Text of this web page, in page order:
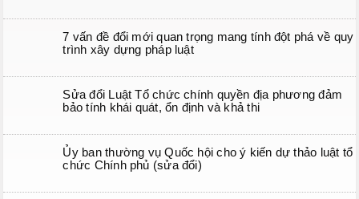
7 vấn đề đổi mới quan trọng mang tính đột phá về quy
trình xây dựng pháp luật
Sửa đổi Luật Tổ chức chính quyền địa phương đảm
bảo tính khái quát, ổn định và khả thi
Ủy ban thường vụ Quốc hội cho ý kiến dự thảo luật tổ
chức Chính phủ (sửa đổi)